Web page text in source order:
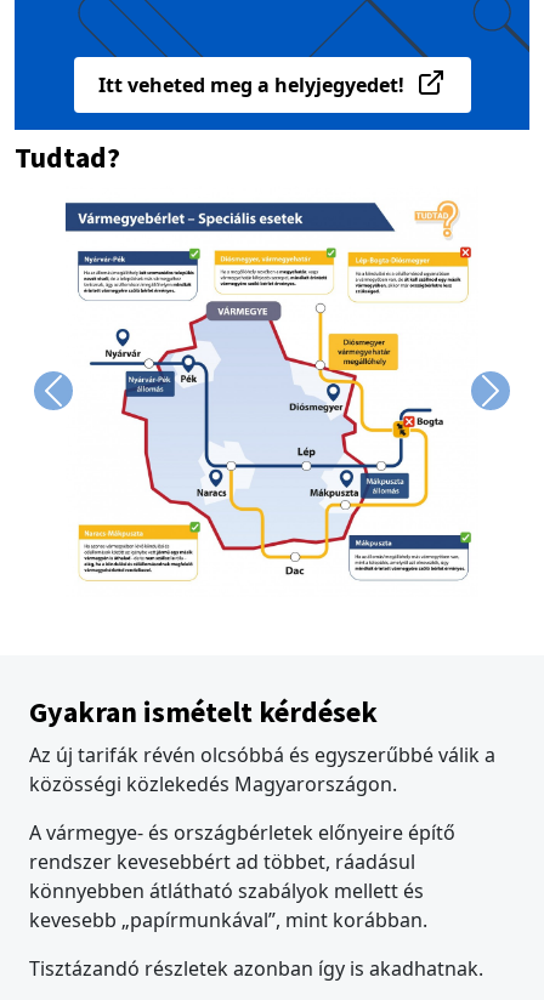
Itt veheted meg a helyjegyedet!
Tudtad?
Image
Previous Next
Gyakran ismételt kérdések
Az új tarifák révén olcsóbbá és egyszerűbbé válik a
közösségi közlekedés Magyarországon.
A vármegye- és országbérletek előnyeire építő
rendszer kevesebbért ad többet, ráadásul
könnyebben átlátható szabályok mellett és
kevesebb „papírmunkával”, mint korábban.
Tisztázandó részletek azonban így is akadhatnak.